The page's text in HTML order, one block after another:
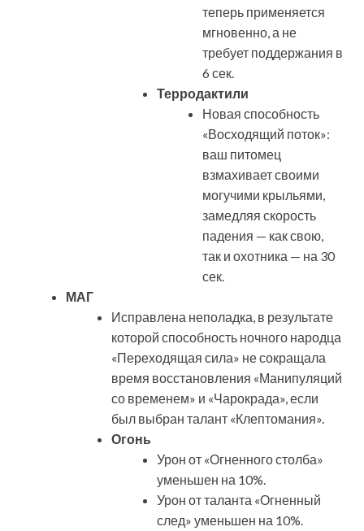
теперь применяется
мгновенно, а не
требует поддержания в
6 сек.
Терродактили
Новая способность
«Восходящий поток»:
ваш питомец
взмахивает своими
могучими крыльями,
замедляя скорость
падения — как свою,
так и охотника — на 30
сек.
МАГ
Исправлена неполадка, в результате
которой способность ночного народца
«Переходящая сила» не сокращала
время восстановления «Манипуляций
со временем» и «Чарокрада», если
был выбран талант «Клептомания».
Огонь
Урон от «Огненного столба»
уменьшен на 10%.
Урон от таланта «Огненный
след» уменьшен на 10%.